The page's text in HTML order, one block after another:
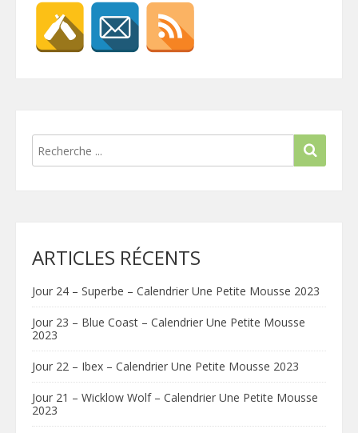
ARTICLES RÉCENTS
Jour 24 – Superbe – Calendrier Une Petite Mousse 2023
Jour 23 – Blue Coast – Calendrier Une Petite Mousse
2023
Jour 22 – Ibex – Calendrier Une Petite Mousse 2023
Jour 21 – Wicklow Wolf – Calendrier Une Petite Mousse
2023